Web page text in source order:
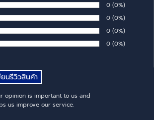
Number of rates:
0 Percentage of
(0%)
Number of rates:
0 Percentage of
(0%)
Number of rates:
0 Percentage of
(0%)
Number of rates:
0 Percentage of
(0%)
opinion is important to us and
us improve our service.